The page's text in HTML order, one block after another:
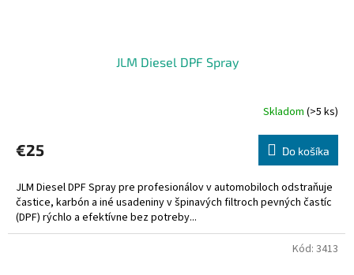
JLM Diesel DPF Spray
Skladom (>5 ks)
€25 Do košíka
JLM Diesel DPF Spray pre profesionálov v automobiloch odstraňuje
častice, karbón a iné usadeniny v špinavých filtroch pevných častíc
(DPF) rýchlo a efektívne bez potreby...
Kód: 3413